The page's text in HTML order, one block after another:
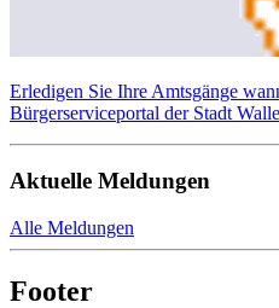
Erledigen Sie Ihre Amtsgänge
Bürgerserviceportal der Stadt
Aktuelle Meldungen
Alle Meldungen
Footer